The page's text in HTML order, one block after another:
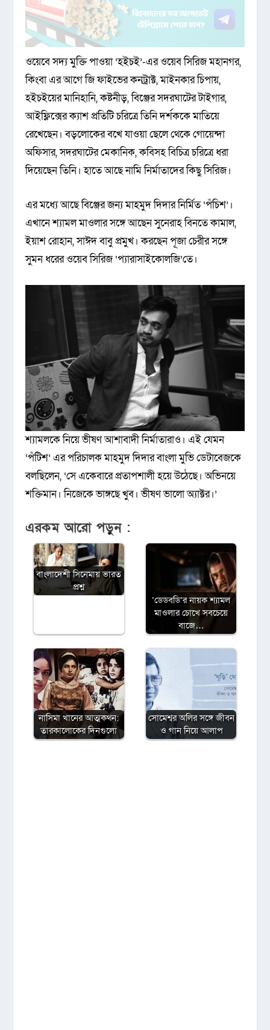
ওয়েবে সদ্য মুক্তি পাওয়া ‘হইচই’-এর ওয়েব সিরিজ মহানগর,
কিংবা এর আগে জি ফাইভের কনট্রাক্ট, মাইনকার চিপায়,
হইচইয়ের মানিহানি, কষ্টনীড়, বিঞ্জের সদরঘাটের টাইগার,
আইফ্লিক্সের ক্যাশ প্রতিটি চরিত্রে তিনি দর্শককে মাতিয়ে
রেখেছেন। বড়লোকের বখে যাওয়া ছেলে থেকে গোয়েন্দা
অফিসার, সদরঘাটের মেকানিক, কবিসহ বিচিত্র চরিত্রে ধরা
দিয়েছেন তিনি। হাতে আছে নামি নির্মাতাদের কিছু সিরিজ।
এর মধ্যে আছে বিঞ্জের জন্য মাহমুদ দিদার নির্মিত ‘পঁচিশ’।
এখানে শ্যামল মাওলার সঙ্গে আছেন সুনেরাহ বিনতে কামাল,
ইয়াশ রোহান, সাঈদ বাবু প্রমুখ। করছেন পূজা চেরীর সঙ্গে
সুমন ধরের ওয়েব সিরিজ ‘প্যারাসাইকোলজি’তে।
শ্যামলকে নিয়ে ভীষণ আশাবাদী নির্মাতারাও। এই যেমন
‘পঁটিশ’ এর পরিচালক মাহমুদ দিদার বাংলা মুভি ডেটাবেজকে
বলছিলেন, ‘সে একেবারে প্রতাপশালী হয়ে উঠেছে। অভিনয়ে
শক্তিমান। নিজেকে ভাঙ্গছে খুব। ভীষণ ভালো অ্যাক্টর।’
এরকম আরো পড়ুন :
বাংলাদেশী সিনেমায় ভারত
প্রশ্ন
‘ডেডবডি’র নায়ক শ্যামল
মাওলার চোখে সবচেয়ে
বাজে…
নাসিমা খানের আত্মকথন:
তারকালোকের দিনগুলো
সোমেশ্বর অলির সঙ্গে জীবন
ও গান নিয়ে আলাপ